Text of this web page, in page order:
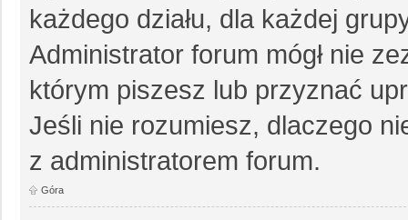
każdego działu, dla każdej
Administrator forum mógł nie
którym piszesz lub przyznać
Jeśli nie rozumiesz, dlaczego
z administratorem forum.
Góra